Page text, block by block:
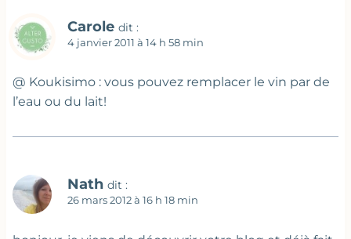
Carole dit :
4 janvier 2011 à 14 h 58 min
@ Koukisimo : vous pouvez remplacer le vin par de
l’eau ou du lait!
Nath dit :
26 mars 2012 à 16 h 18 min